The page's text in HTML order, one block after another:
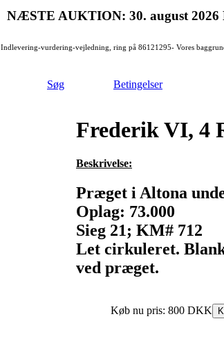
NÆSTE AUKTION: 30. august 2026
Indlevering-vurdering-vejledning, ring på 86121295- Vores
Søg Betingelser
Frederik VI, 4
Beskrivelse:
Præget i Altona
Oplag: 73.000
Sieg 21; KM# 712
Let cirkuleret.
ved præget.